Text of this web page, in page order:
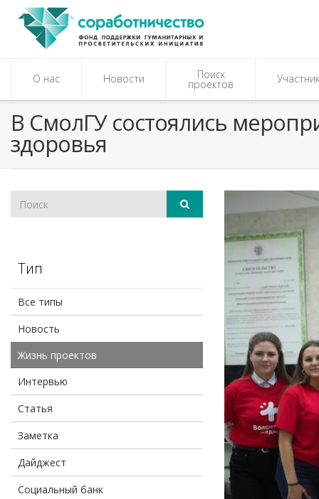
О нас Новости Поиск
проектов
В СмолГУ состоялись
здоровья
Тип
Все типы
Новость
Жизнь проектов
Интервью
Статья
Заметка
Дайджест
Социальный банк